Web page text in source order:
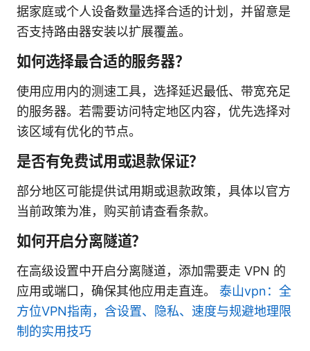
据家庭或个人设备数量选择合适的计划，并留意是
否支持路由器安装以扩展覆盖。
如何选择最合适的服务器？
使用应用内的测速工具，选择延迟最低、带宽充足
的服务器。若需要访问特定地区内容，优先选择对
该区域有优化的节点。
是否有免费试用或退款保证？
部分地区可能提供试用期或退款政策，具体以官方
当前政策为准，购买前请查看条款。
如何开启分离隧道？
在高级设置中开启分离隧道，添加需要走 VPN 的
应用或端口，确保其他应用走直连。 泰山vpn：全
方位VPN指南，含设置、隐私、速度与规避地理限
制的实用技巧